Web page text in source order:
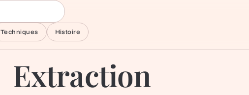
Techniques Histoire
Extraction